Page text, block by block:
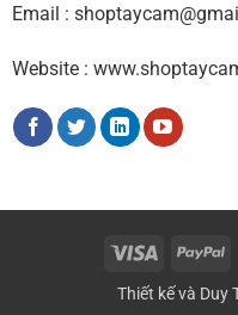
Email :
Website :
Visa
Thiết kế và Duy